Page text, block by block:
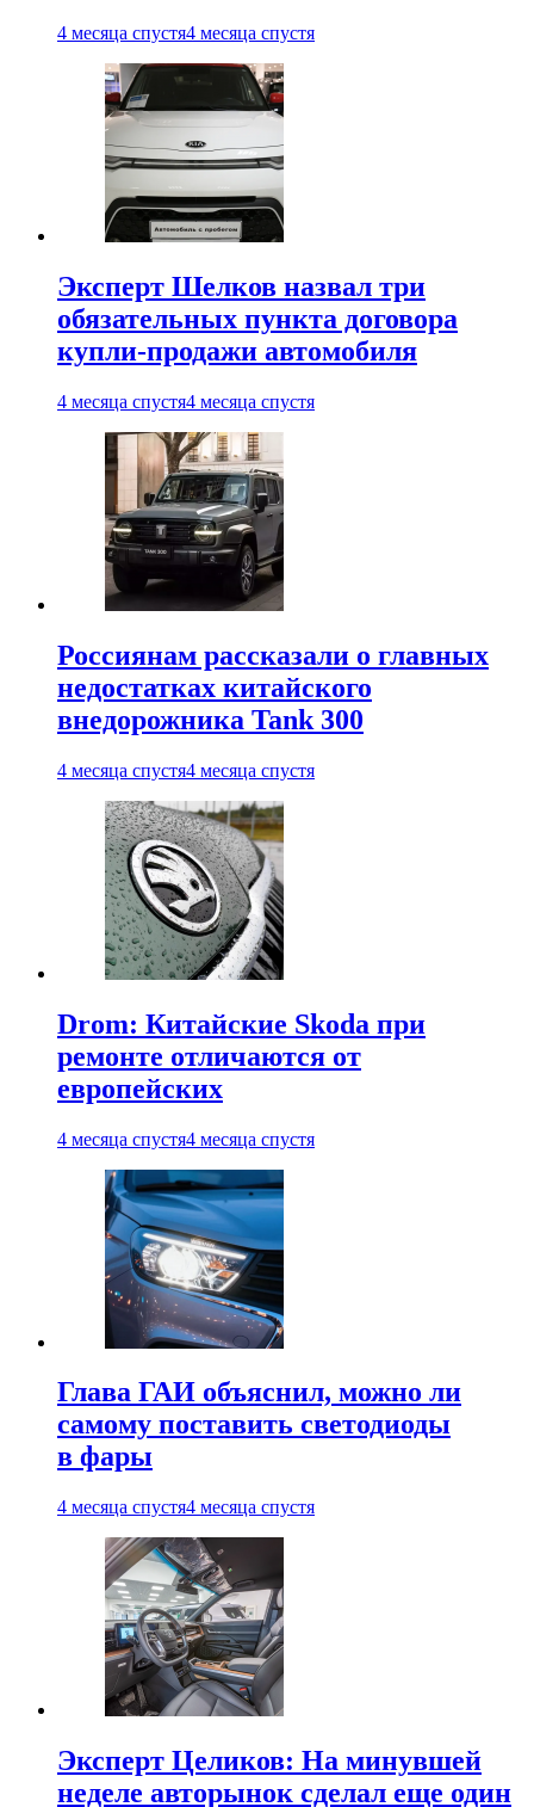
4 месяца спустя4 месяца спустя
Эксперт Шелков назвал три
обязательных пункта договора
купли-продажи автомобиля
4 месяца спустя4 месяца спустя
Россиянам рассказали о главных
недостатках китайского
внедорожника Tank 300
4 месяца спустя4 месяца спустя
Drom: Китайские Skoda при
ремонте отличаются от
европейских
4 месяца спустя4 месяца спустя
Глава ГАИ объяснил, можно ли
самому поставить светодиоды
в фары
4 месяца спустя4 месяца спустя
Эксперт Целиков: На минувшей
неделе авторынок сделал еще один